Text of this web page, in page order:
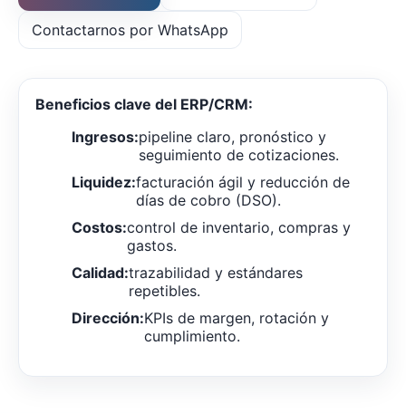
Contactarnos por WhatsApp
Beneficios clave del ERP/CRM:
Ingresos:pipeline claro, pronóstico y
seguimiento de cotizaciones.
Liquidez:facturación ágil y reducción de
días de cobro (DSO).
Costos:control de inventario, compras y
gastos.
Calidad:trazabilidad y estándares
repetibles.
Dirección:KPIs de margen, rotación y
cumplimiento.